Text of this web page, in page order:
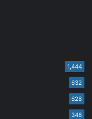
1,444
632
628
348